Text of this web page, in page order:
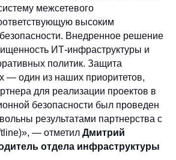
межсетевого
высоким
Внедренное решение
ИТ-инфраструктуры и
политик. Защита
— один из наших приоритетов,
для реализации проектов в
безопасности был проведен
результатами партнерства с
— отметил Дмитрий
отдела инфраструктуры